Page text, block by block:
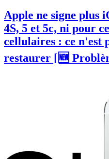
Apple ne signe plus
4S, 5 et 5c, ni pour
cellulaires : ce n'est
restaurer [🆕